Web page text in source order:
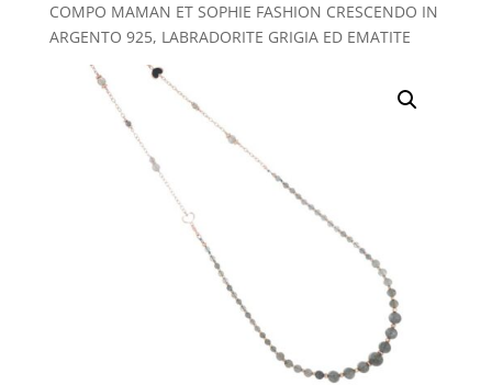
COMPO MAMAN ET SOPHIE FASHION CRESCENDO IN
ARGENTO 925, LABRADORITE GRIGIA ED EMATITE